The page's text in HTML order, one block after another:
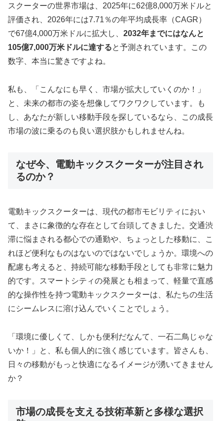
スクーターの世界市場は、2025年に62億8,000万米ドルと
評価され、2026年には7.71％の年平均成長率（CAGR）
で67億4,000万米ドルに拡大し、 2032年までにはなんと
105億7,000万米ドルに達すると予測されています。この
数字、本当に驚きですよね。
私も、「こんなにも早く、市場が拡大していくのか！」
と、未来の都市の姿を想像してワクワクしています。も
し、あなたが新しい移動手段を探しているなら、この成長
市場の波に乗るのも良い選択肢かもしれませんね。
なぜ今、電動キックスクーターが注目され
るのか？
電動キックスクーターは、現代の都市モビリティにおい
て、まさに象徴的な存在として台頭してきました。交通渋
滞に悩まされる都心での通勤や、ちょっとした移動に、こ
れほど便利なものはないのではないでしょうか。環境への
配慮も考えると、持続可能な移動手段としても非常に魅力
的です。スマートシティの発展とも相まって、軽量で直感
的な操作性を持つ電動キックスクーターは、私たちの生活
にシームレスに溶け込んでいくことでしょう。
「環境に優しくて、しかも便利だなんて、一石二鳥じゃな
いか！」と、私も個人的に強く感じています。皆さんも、
日々の移動がもっと快適になるイメージが湧いてきません
か？
市場の成長を支える技術革新と多様な選択